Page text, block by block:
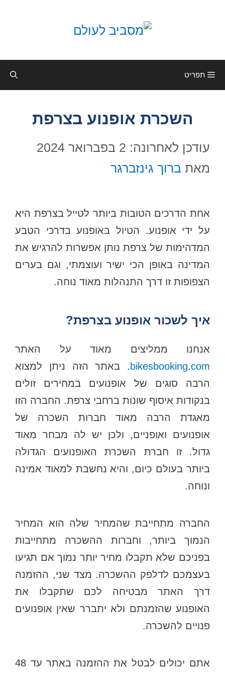
תפריט
השכרת אופנוע בצרפת
עודכן לאחרונה: 2 בפברואר 2024
מאת ברוך גינזברגר
אחת הדרכים הטובות ביותר לטייל בצרפת היא
על ידי אופנוע. הטיול באופנוע בדרכי הטבע
המדהימות של צרפת נותן אפשרות להרגיש את
המדינה באופן הכי ישיר ועוצמתי, וגם בערים
הצפופות זו דרך התנהלות מאוד נוחה.
איך לשכור אופנוע בצרפת?
אנחנו ממליצים מאוד על האתר
bikesbooking.com . באתר הזה ניתן למצוא
הרבה סוגים של אופנועים במחירים זולים
בנקודות איסוף שונות ברחבי צרפת. החברה הזו
מאגדת הרבה מאוד חברות השכרה של
אופנועים ואופניים, ולכן יש לה מבחר מאוד
גדול. זו חברת השכרת האופנועים הגדולה
ביותר בעולם כיום, והיא נחשבת למאוד אמינה
ונוחה.
החברה מתחייבת שהמחיר שלה הוא המחיר
הנמוך ביותר, וחברות ההשכרה מתחייבות
בפניכם שלא תקבלו מחיר יותר נמוך אם תגיעו
בעצמכם לדלפק ההשכרה. מצד שני, ההזמנה
דרך האתר מבטיחה לכם שתקבלו את
האופנוע שהזמנתם ולא יתברר שאין אופנועים
פנויים להשכרה.
אתם יכולים לבטל את ההזמנה באתר עד 48